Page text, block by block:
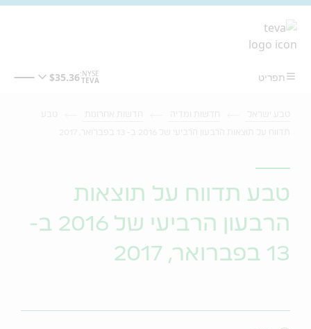
טבע תדווח על תוצאות
הרבעון הרביעי של 2016 ב-
13 בפברואר, 2017